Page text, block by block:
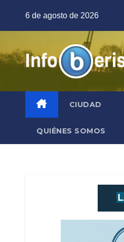
6 de agosto de 2026
CIUDAD
QUIÉNES SOMOS